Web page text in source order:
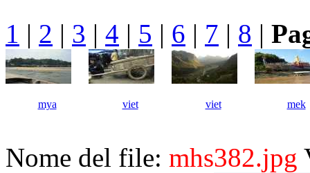
1 | 2 | 3 | 4 | 5 | 6 | 7 | 8 |
mya viet viet mek
Nome del file: mhs382.jpg